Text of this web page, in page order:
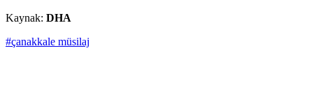
Kaynak: DHA
#çanakkale müsilaj